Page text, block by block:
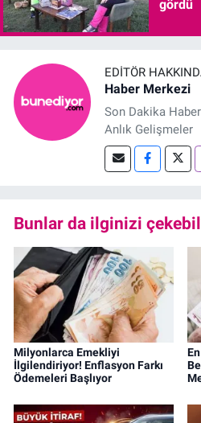
gördü
EDITÖR
Haber Merkezi
Son Dakika
Anlık Gelişmeler
Bunlar da ilginizi
Milyonlarca Emekliyi
İlgilendiriyor! Enflasyon Farkı
Ödemeleri Başlıyor